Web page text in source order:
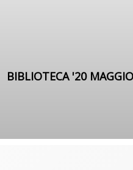
BIBLIOTECA '20